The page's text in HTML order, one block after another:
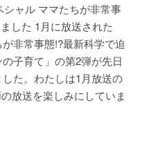
シャル ママたちが非常事
した 1月に放送された
が非常事態!?最新科学で迫
子育て」の第2弾が先日
た。わたしは1月放送の
放送を楽しみにしていま